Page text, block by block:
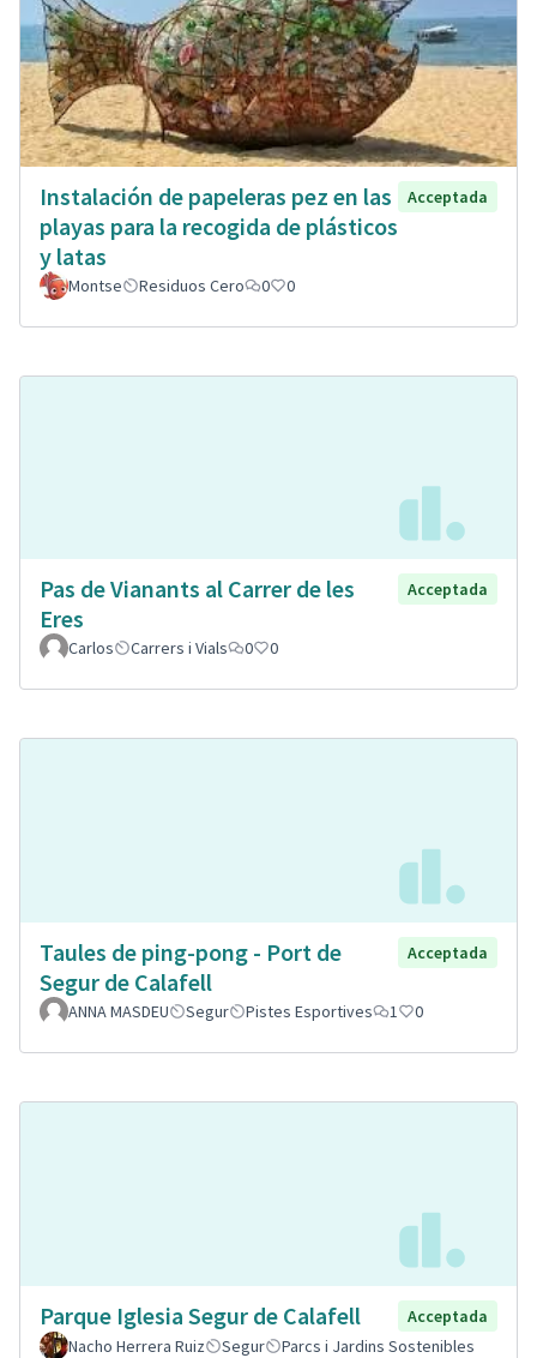
Instalación de papeleras pez en las
playas para la recogida de plásticos
y latas
Acceptada
Montse Residuos Cero 0 0
Pas de Vianants al Carrer de les
Eres
Acceptada
Carlos Carrers i Vials 0 0
Taules de ping-pong - Port de
Segur de Calafell
Acceptada
ANNA MASDEU Segur Pistes Esportives 1 0
Parque Iglesia Segur de Calafell
Acceptada
Nacho Herrera Ruiz
Segur
Parcs i Jardins Sostenibles